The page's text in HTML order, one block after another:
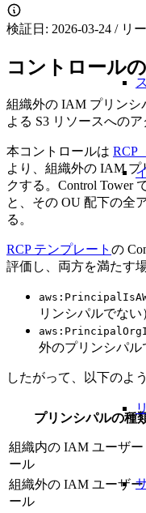
検証日: 2026-03-24 / リ
コントロール
組織外の IAM プリン
よる S3 リソースへのア
本コントロールは RCP
より、組織外の IAM プ
クする。Control Tower
と、その OU 配下の全
る。
RCP テンプレート の
評価し、両方を満たす
リンシパルでない
外のプリンシパル
したがって、以下のよ
プリンシパルの種
組織内の IAM ユーザー
ール
組織外の IAM ユーザー
ール